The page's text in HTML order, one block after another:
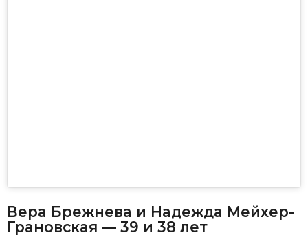
Вера Брежнева и Надежда Мейхер-
Грановская — 39 и 38 лет